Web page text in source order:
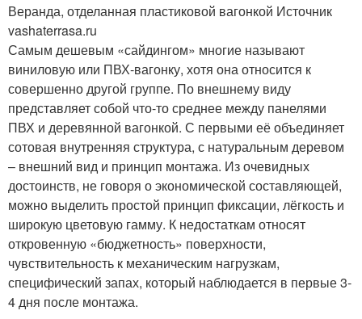
Веранда, отделанная пластиковой вагонкой Источник
vashaterrasa.ru
Самым дешевым «сайдингом» многие называют
виниловую или ПВХ-вагонку, хотя она относится к
совершенно другой группе. По внешнему виду
представляет собой что-то среднее между панелями
ПВХ и деревянной вагонкой. С первыми её объединяет
сотовая внутренняя структура, с натуральным деревом
– внешний вид и принцип монтажа. Из очевидных
достоинств, не говоря о экономической составляющей,
можно выделить простой принцип фиксации, лёгкость и
широкую цветовую гамму. К недостаткам относят
откровенную «бюджетность» поверхности,
чувствительность к механическим нагрузкам,
специфический запах, который наблюдается в первые 3-
4 дня после монтажа.